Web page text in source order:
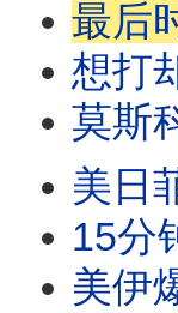
最后时
想打却
莫斯科保
美日菲“肩
15分钟看完美
美伊爆